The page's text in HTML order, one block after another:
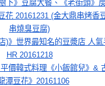
下》豆腐大餐、《老街頭》
花 20161231 (金大鼎串烤香
串燒臭豆腐)
)》世界最知名的豆漿店 人
HR 20161218
價韓式料理《小飯館兒》&
潭豆花》20161106